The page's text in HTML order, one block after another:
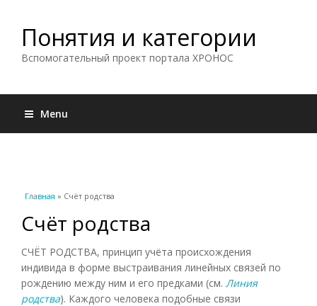
Понятия и категории
Вспомогательный проект портала ХРОНОС
Menu
Вы здесь
Главная » Счёт родства
Счёт родства
СЧЁТ РОДСТВА, принцип учёта происхождения
индивида в форме выстраивания линейных связей по
рождению между ним и его предками (см. Линия
родства). Каждого человека подобные связи